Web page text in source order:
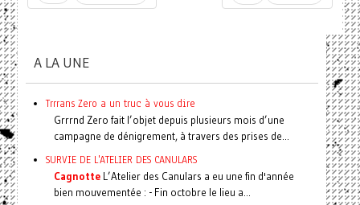
A LA UNE
Trrrans Zero a un truc à vous dire
Grrrnd Zero fait l’objet depuis plusieurs mois d’une
campagne de dénigrement, à travers des prises de...
SURVIE DE L'ATELIER DES CANULARS
CagnotteL’Atelier des Canulars a eu une fin d'année
bien mouvementée : - Fin octobre le lieu a...